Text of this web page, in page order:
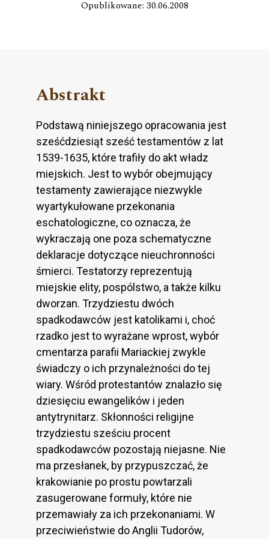
Opublikowane: 30.06.2008
Abstrakt
Podstawą niniejszego opracowania jest
sześćdziesiąt sześć testamentów z lat
1539-1635, które trafiły do akt władz
miejskich. Jest to wybór obejmujący
testamenty zawierające niezwykle
wyartykułowane przekonania
eschatologiczne, co oznacza, że
wykraczają one poza schematyczne
deklaracje dotyczące nieuchronności
śmierci. Testatorzy reprezentują
miejskie elity, pospólstwo, a także kilku
dworzan. Trzydziestu dwóch
spadkodawców jest katolikami i, choć
rzadko jest to wyrażane wprost, wybór
cmentarza parafii Mariackiej zwykle
świadczy o ich przynależności do tej
wiary. Wśród protestantów znalazło się
dziesięciu ewangelików i jeden
antytrynitarz. Skłonności religijne
trzydziestu sześciu procent
spadkodawców pozostają niejasne. Nie
ma przesłanek, by przypuszczać, że
krakowianie po prostu powtarzali
zasugerowane formuły, które nie
przemawiały za ich przekonaniami. W
przeciwieństwie do Anglii Tudorów,